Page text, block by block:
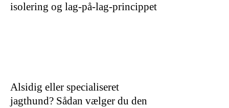
isolering og lag-på-lag-princippet
Alsidig eller specialiseret
jagthund? Sådan vælger du den